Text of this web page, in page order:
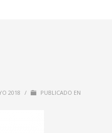
2018 / PUBLICADO EN